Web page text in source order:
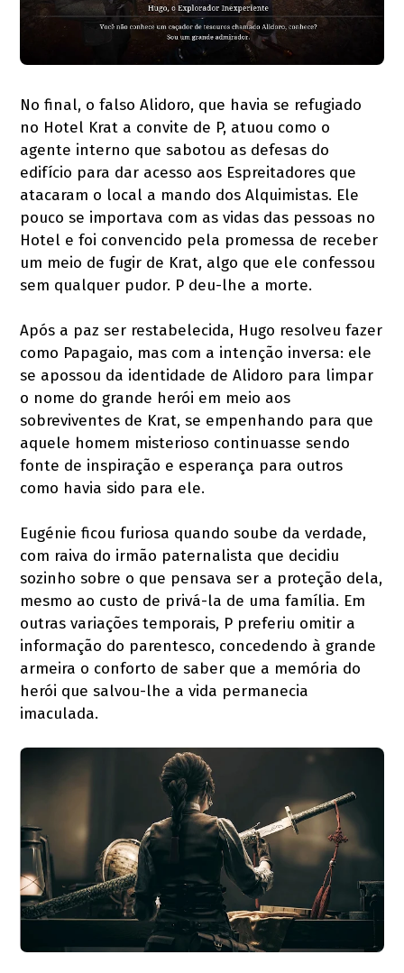
No final, o falso Alidoro, que havia se refugiado
no Hotel Krat a convite de P, atuou como o
agente interno que sabotou as defesas do
edifício para dar acesso aos Espreitadores que
atacaram o local a mando dos Alquimistas. Ele
pouco se importava com as vidas das pessoas no
Hotel e foi convencido pela promessa de receber
um meio de fugir de Krat, algo que ele confessou
sem qualquer pudor. P deu-lhe a morte.
Após a paz ser restabelecida, Hugo resolveu fazer
como Papagaio, mas com a intenção inversa: ele
se apossou da identidade de Alidoro para limpar
o nome do grande herói em meio aos
sobreviventes de Krat, se empenhando para que
aquele homem misterioso continuasse sendo
fonte de inspiração e esperança para outros
como havia sido para ele.
Eugénie ficou furiosa quando soube da verdade,
com raiva do irmão paternalista que decidiu
sozinho sobre o que pensava ser a proteção dela,
mesmo ao custo de privá-la de uma família. Em
outras variações temporais, P preferiu omitir a
informação do parentesco, concedendo à grande
armeira o conforto de saber que a memória do
herói que salvou-lhe a vida permanecia
imaculada.